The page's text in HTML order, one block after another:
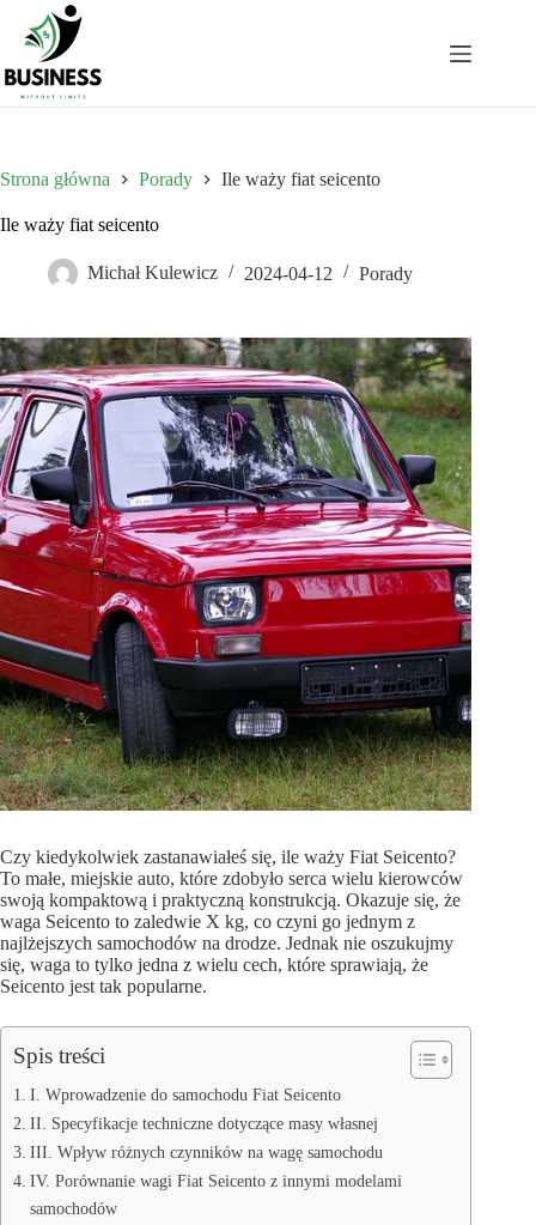
Przejdź
treści
Strona główna Porady Ile waży fiat seicento
Ile waży fiat seicento
Michał Kulewicz 2024-04-12 Porady
Czy kiedykolwiek zastanawiałeś się, ile waży Fiat Seicento?
To małe, miejskie auto, które zdobyło serca wielu kierowców
swoją kompaktową i praktyczną konstrukcją. Okazuje się, że
waga Seicento to zaledwie X kg, co czyni go jednym z
najlżejszych samochodów na drodze. Jednak nie oszukujmy
się, waga to tylko jedna z wielu cech, które sprawiają, że
Seicento jest tak popularne.
Spis treści
I. Wprowadzenie do samochodu Fiat Seicento
II. Specyfikacje techniczne dotyczące masy własnej
III. Wpływ różnych czynników na wagę samochodu
IV. Porównanie wagi Fiat Seicento z innymi modelami
samochodów